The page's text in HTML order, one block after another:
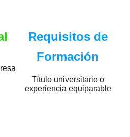
Requisitos de
Formación
Título universitario o
experiencia equiparable